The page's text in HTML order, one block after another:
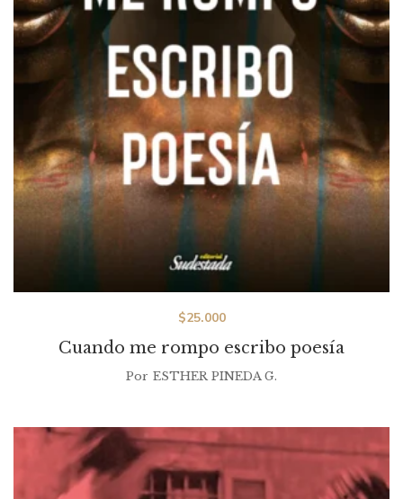
Cuando me rompo escribo poesía
$25.000
Por ESTHER PINEDA G.